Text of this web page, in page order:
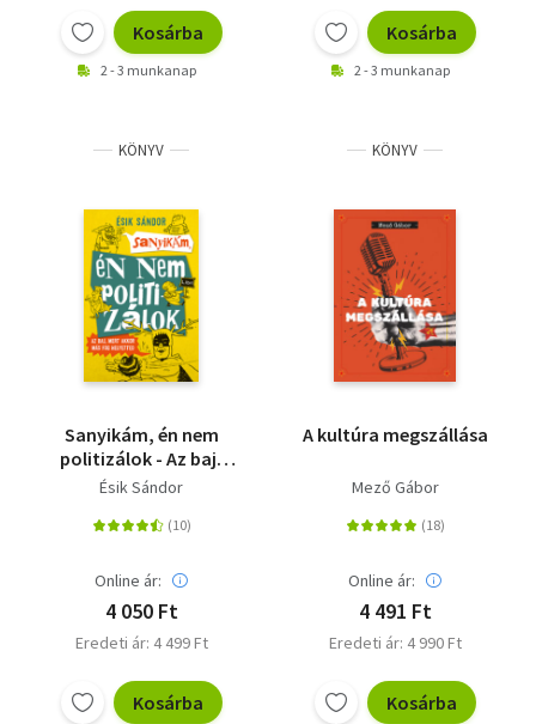
Kosárba
2 - 3 munkanap
Kosárba
2 - 3 munkanap
KÖNYV
Sanyikám, én nem
politizálok - Az baj,
mert akkor más fog
Ésik Sándor
Online ár:
4 050 Ft
Eredeti ár: 4 499 Ft
Kosárba
KÖNYV
A kultúra megszállása
Mező Gábor
Online ár:
4 491 Ft
Eredeti ár: 4 990 Ft
Kosárba